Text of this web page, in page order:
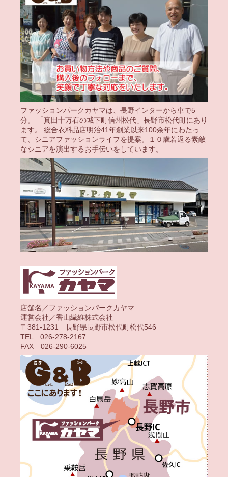
ファッションパークカヤマは、長野インターから車で5
分。 「真田十万石の城下町信州松代」長野市松代町にあり
ます。 総合衣料品店明治41年創業以来100余年にわたっ
て、シニアファッションライフを提案。１０歳若返る素敵
なシニアを演出するお手伝いをしています。
店舗名／ファッションパークカヤマ
運営会社／香山繊維株式会社
〒381-1231 長野県長野市松代町松代546
TEL 026-278-2167
FAX 026-290-6025